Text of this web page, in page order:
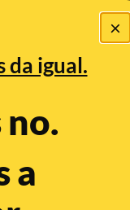
×
da igual.
a
Bulos
PREBUNKING